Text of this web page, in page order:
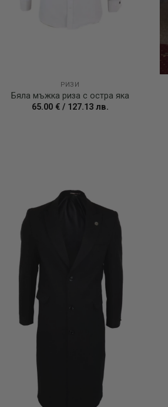
РИЗИ
Бяла мъжка риза с остра яка
65.00 € / 127.13 лв.
Add to
wishlist